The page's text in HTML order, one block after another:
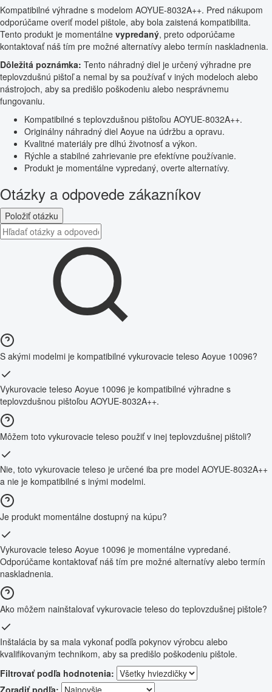
Kompatibilné výhradne s modelom AOYUE-8032A++. Pred nákupom
odporúčame overiť model pištole, aby bola zaistená kompatibilita.
Tento produkt je momentálne vypredaný, preto odporúčame
kontaktovať náš tím pre možné alternatívy alebo termín naskladnenia.
Dôležitá poznámka: Tento náhradný diel je určený výhradne pre
teplovzdušnú pištoľ a nemal by sa používať v iných modeloch alebo
nástrojoch, aby sa predišlo poškodeniu alebo nesprávnemu
fungovaniu.
Kompatibilné s teplovzdušnou pištoľou AOYUE-8032A++.
Originálny náhradný diel Aoyue na údržbu a opravu.
Kvalitné materiály pre dlhú životnosť a výkon.
Rýchle a stabilné zahrievanie pre efektívne používanie.
Produkt je momentálne vypredaný, overte alternatívy.
Otázky a odpovede zákazníkov
Položiť otázku
S akými modelmi je kompatibilné vykurovacie teleso Aoyue 10096?
Vykurovacie teleso Aoyue 10096 je kompatibilné výhradne s
teplovzdušnou pištoľou AOYUE-8032A++.
Môžem toto vykurovacie teleso použiť v inej teplovzdušnej pištoli?
Nie, toto vykurovacie teleso je určené iba pre model AOYUE-8032A++
a nie je kompatibilné s inými modelmi.
Je produkt momentálne dostupný na kúpu?
Vykurovacie teleso Aoyue 10096 je momentálne vypredané.
Odporúčame kontaktovať náš tím pre možné alternatívy alebo termín
naskladnenia.
Ako môžem nainštalovať vykurovacie teleso do teplovzdušnej pištole?
Inštalácia by sa mala vykonať podľa pokynov výrobcu alebo
kvalifikovaným technikom, aby sa predišlo poškodeniu pištole.
Filtrovať podľa hodnotenia: